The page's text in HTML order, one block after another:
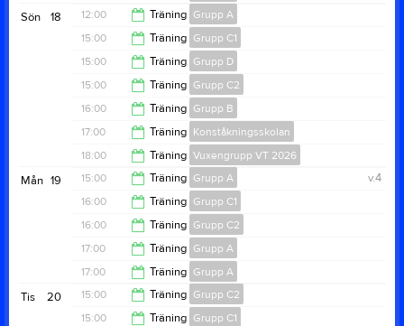
11:00
13:00
18
Sön 12:00 Träning Grupp A
15:00
15:00 Träning Grupp C1
17:00
15:00 Träning Grupp D
17:00
15:00 Träning Grupp C2
17:00
16:00 Träning Grupp B
18:00
17:00 Träning Konståkningsskolan
18:50
18:00 Träning Vuxengrupp VT 2026
18:50
19
Mån v.4
15:00 Träning Grupp A
15:50
16:00 Träning Grupp C1
18:00
16:00 Träning Grupp C2
18:00
17:00 Träning Grupp A
19:30
17:00 Träning Grupp A
19:30
20
Tis 15:00 Träning Grupp C2
15:00 Träning Grupp C1